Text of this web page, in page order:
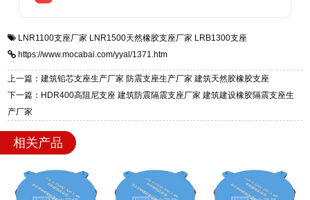
震支座，电话：13323182312，地址：衡水高新
区迎宾大街 9 号。
一站式供货厂家，拥有多年行业生产经验，国标
标准生产 LRB/LNR/HDR/FPS 全系列支座，资
质、检测报告完备，提供选型、深化、供货、安
装指导全套服务，厂址衡水高新区北方工业基地
LNR1100支座厂家 LNR1500天然橡胶支座厂家 LRB1300支座
https://www.mocabai.com/yyal/1371.htm
上一篇：建筑铅芯支座生产厂家 防震支座生产厂家 建筑天然胶橡胶支座
下一篇：HDR400高阻尼支座 建筑防震隔震支座厂家 建筑建设橡胶隔震支座生
产厂家
相关产品